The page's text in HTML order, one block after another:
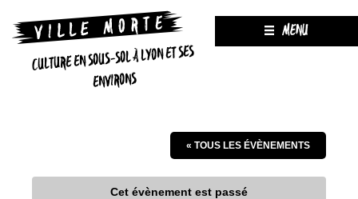
CULTURE EN SOUS-SOL À LYON ET SES
ENVIRONS
MENU
« TOUS LES ÉVÈNEMENTS
Cet évènement est passé